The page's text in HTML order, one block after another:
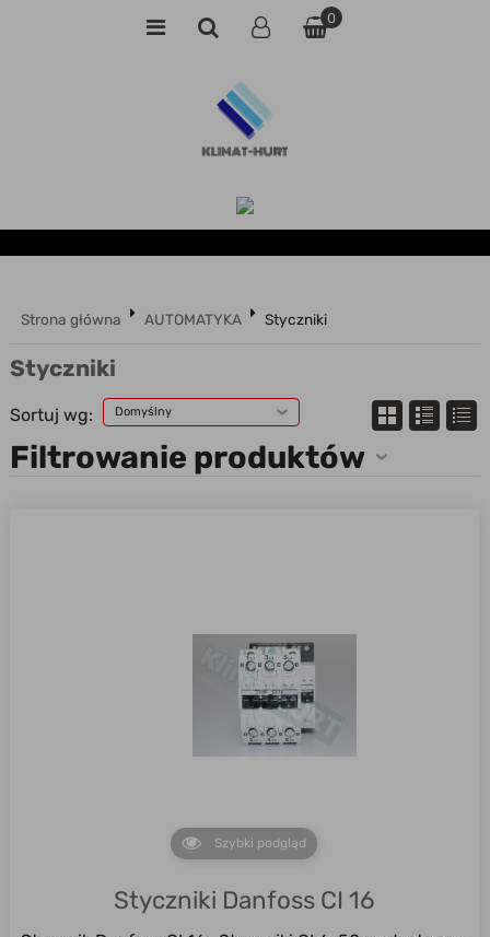
0
Strona główna AUTOMATYKA Styczniki
Styczniki
Sortuj wg: Domyślny
Filtrowanie produktów
Szybki podgląd
Styczniki Danfoss CI 16